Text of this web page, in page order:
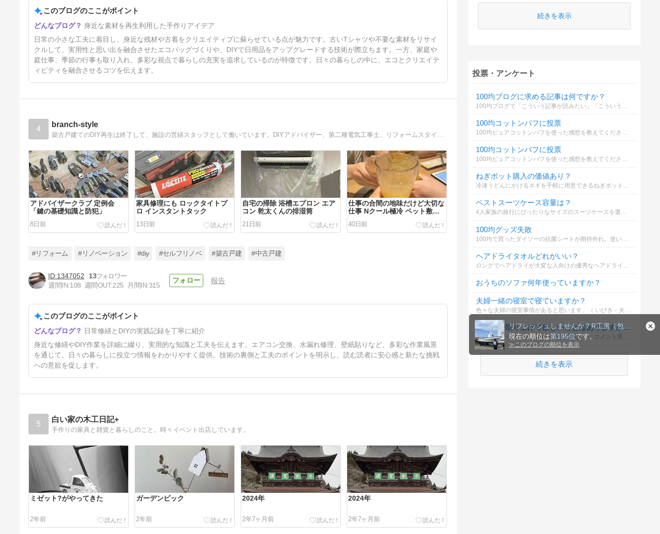
リフレッシュしませんか？R工房（包丁・鋏砥ぎ＆雑記blog）
現在の順位は第195位です。
≫このブログの順位を表示
【洗濯機、洗濯棚新調】
40日前
このブログのここがポイント
身近な素材を再生利用した手作りアイデア
日常の小さな工夫に着目し、身近な残材や古着をクリエイティブに蘇らせている点が魅力です。古いTシャツや不要な素材をリサイ
クルして、実用性と思い出を融合させたエコバッグづくりや、DIYで日用品をアップグレードする技術が際立ちます。一方、家庭や
庭仕事、季節の行事も取り入れ、多彩な視点で暮らしの充実を追求しているのが特徴です。日々の暮らしの中に、エコとクリエイテ
ィビティを融合させるコツを伝えます。
4 branch-style
築古戸建てのDIY再生は終了して、施設の営繕スタッフとして働いています。DIYアドバイザー、第二種電気工事士、リフォームスタイリスト1級、宅建合格、賃貸不動産経営管理士、賃貸住宅メンテナンス主任者
アドバイザークラブ 定例会
「鍵の基礎知識と防犯」
8日前
家具修理にも ロックタイトプ
ロ インスタントタック
13日前
自宅の掃除 浴槽エプロン エア
コン 乾太くんの排湿筒
21日前
仕事の合間の地味だけど大切な
仕事 Nクール極冷 ペット敷パ
40日前
のお知らせ
45日前
#リフォーム #リノベーション #diy #セルフリノベ #築古戸建 #中古戸建
1347052
13
週間IN:108 週間OUT:225 月間IN:315
報告
このブログのここがポイント
日常修繕とDIYの実践記録を丁寧に紹介
身近な修繕やDIY作業を詳細に綴り、実用的な知識と工夫を伝えます。エアコン交換、水漏れ修理、壁紙貼りなど、多彩な作業風景
を通じて、日々の暮らしに役立つ情報をわかりやすく提供。技術の裏側と工夫のポイントを明示し、読む読者に安心感と新たな挑戦
への意欲を促します。
5 白い家の木工日記+
手作りの家具と雑貨と暮らしのこと。時々イベント出店しています。
ミゼット?がやってきた
2年前
ガーデンピック
2年前
2024年
2年7ヶ月前
2024年
2年7ヶ月前
続きを表示
投票・アンケート
100均ブログに求める記事は何ですか？
100均コットンパフに投票
100均ピュアコットンパフを使った感想を教えてください。コスパ最強？
100均コットンパフに投票
100均ピュアコットンパフを使った感想を教えてください。コスパ最強？
ねぎポット購入の価値あり？
冷凍うどんにかけるネギを手軽に用意できるねぎポットを購入する価値はある？
ベストスーツケース容量は？
4人家族の旅行にぴったりなサイズのスーツケースを選ぼう。どれがベスト？
100均グッズ失敗
ヘアドライタオルどれがいい？
おうちのソファ何年使っていますか？
夫婦一緒の寝室で寝ていますか？
色々な夫婦の寝室事情があると思います。（ いびき・夫婦仲が冷えている・子供など） あなたは夫婦一緒の寝室で寝ていますか？
ブログで取り上げて欲しいことはありますか？質問はありますか？
いつも応援くださりありがとうございます。コメント受付欄がないのでご質問やブログ記事リクエストなどがあればこの機会にお気軽にコメントください！どうそよろしくお願いいたします。
続きを表示